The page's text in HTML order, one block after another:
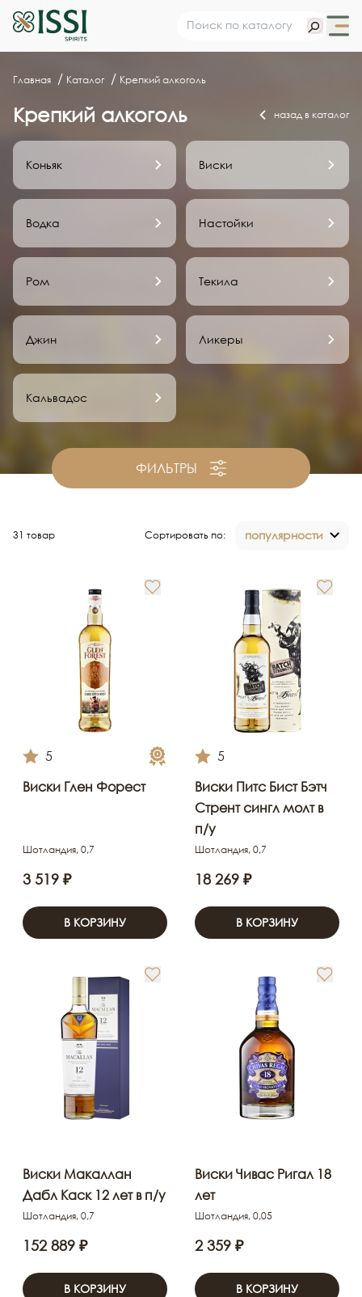
Главная Каталог Крепкий алкоголь
Крепкий алкоголь назад в каталог
Коньяк Виски
Водка Настойки
Ром Текила
Джин Ликеры
Кальвадос
ФИЛЬТРЫ
31 товар Сортировать по: популярности
5
Виски Глен Форест
Шотландия, 0,7
3 519 ₽
В КОРЗИНУ
5
Виски Питс Бист Бэтч
Стрент cингл молт в
п/у
Шотландия, 0,7
18 269 ₽
В КОРЗИНУ
Виски Макаллан
Дабл Каск 12 лет в п/у
Шотландия, 0,7
152 889 ₽
В КОРЗИНУ
Виски Чивас Ригал 18
лет
Шотландия, 0,05
2 359 ₽
В КОРЗИНУ